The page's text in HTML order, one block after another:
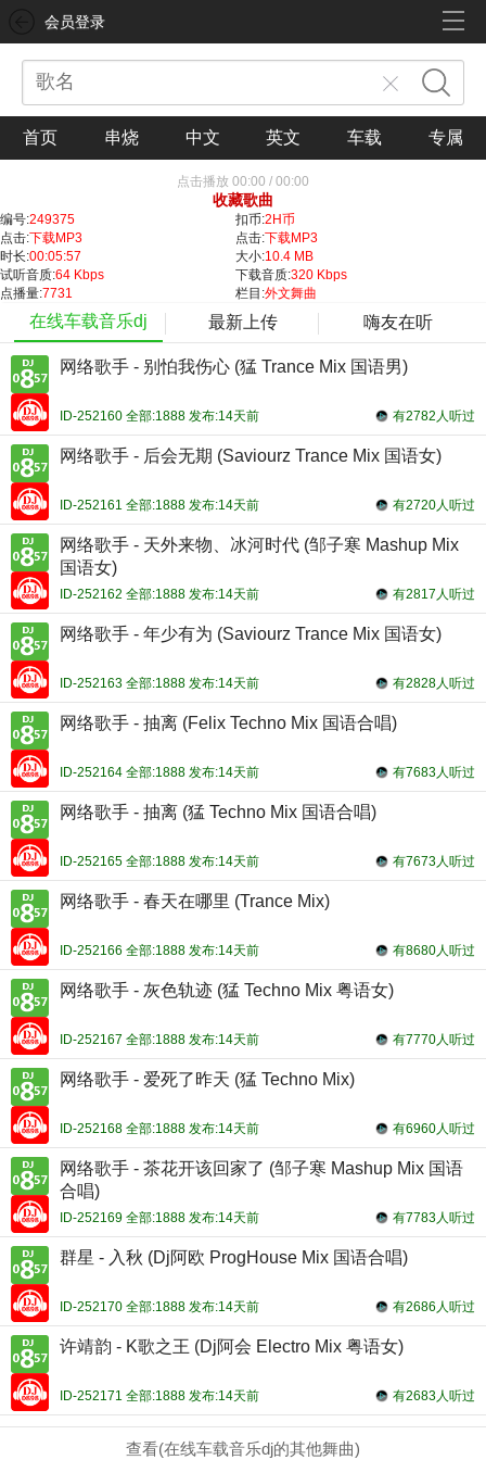
会员登录
首页 串烧 中文 英文 车载 专属
点击播放 00:00 / 00:00
收藏歌曲
编号:249375 扣币:2H币
点击:下载MP3 点击:下载MP3
时长:00:05:57 大小:10.4 MB
试听音质:64 Kbps 下载音质:320 Kbps
点播量:7731 栏目:外文舞曲
在线车载音乐dj 最新上传 嗨友在听
网络歌手 - 别怕我伤心 (猛 Trance Mix 国语男)
有2782人听过
ID-252160 全部:1888 发布:14天前
网络歌手 - 后会无期 (Saviourz Trance Mix 国语女)
有2720人听过
ID-252161 全部:1888 发布:14天前
网络歌手 - 天外来物、冰河时代 (邹子寒 Mashup Mix
国语女)
有2817人听过
ID-252162 全部:1888 发布:14天前
网络歌手 - 年少有为 (Saviourz Trance Mix 国语女)
有2828人听过
ID-252163 全部:1888 发布:14天前
网络歌手 - 抽离 (Felix Techno Mix 国语合唱)
有7683人听过
ID-252164 全部:1888 发布:14天前
网络歌手 - 抽离 (猛 Techno Mix 国语合唱)
有7673人听过
ID-252165 全部:1888 发布:14天前
网络歌手 - 春天在哪里 (Trance Mix)
有8680人听过
ID-252166 全部:1888 发布:14天前
网络歌手 - 灰色轨迹 (猛 Techno Mix 粤语女)
有7770人听过
ID-252167 全部:1888 发布:14天前
网络歌手 - 爱死了昨天 (猛 Techno Mix)
有6960人听过
ID-252168 全部:1888 发布:14天前
网络歌手 - 茶花开该回家了 (邹子寒 Mashup Mix 国语
合唱)
有7783人听过
ID-252169 全部:1888 发布:14天前
群星 - 入秋 (Dj阿欧 ProgHouse Mix 国语合唱)
有2686人听过
ID-252170 全部:1888 发布:14天前
许靖韵 - K歌之王 (Dj阿会 Electro Mix 粤语女)
有2683人听过
ID-252171 全部:1888 发布:14天前
查看(在线车载音乐dj的其他舞曲)